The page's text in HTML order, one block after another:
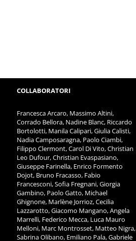
COLLABORATORI
Francesca Arcaro, Massimo Altini,
Corrado Bellora, Nadine Blanc, Riccardo
Bortolotti, Manila Calipari, Giulia Calisti,
Nadia Camposaragna, Paolo Ciambi,
Filippo Clermont, Carol Di Vito, Christian
Leo Dufour, Christian Evaspasiano,
Giuseppe Farinella, Enrico Formento
Dojot, Bruno Fracasso, Fabio
Francesconi, Sofia Fregnani, Giorgia
Gambino, Paolo Gatto, Michael
Ghignone, Marlène Jorrioz, Cecilia
Lazzarotto, Giacomo Mangano, Angela
Marrelli, Federico Mecca, Luca Mauro
Melloni, Marc Montrosset, Matteo Nigra,
Sabrina Olibano, Emiliano Pala, Gabriele